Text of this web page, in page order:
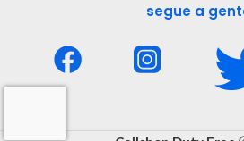
segue a